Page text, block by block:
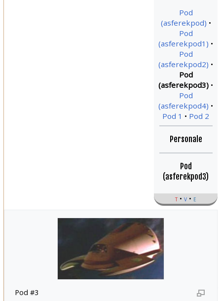
Pod
(asferekpod)
Pod
(asferekpod1)
Pod
(asferekpod2)
Pod
(asferekpod3)
Pod
(asferekpod4)
Pod 1
Pod 2
Personale
Pod
(asferekpod3)
t v e
Pod #3